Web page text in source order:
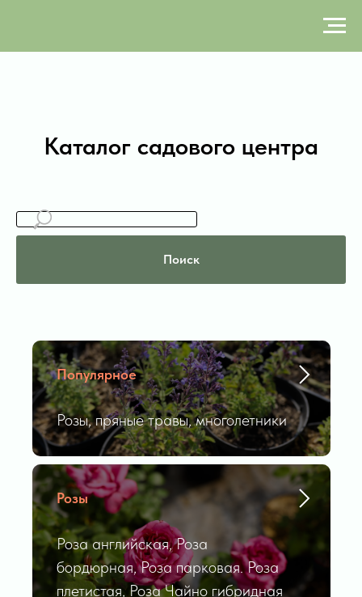
Каталог садового центра
Поиск
Популярное
Розы, пряные травы, многолетники
Розы
Роза английская, Роза
бордюрная, Роза парковая. Роза
плетистая, Роза Чайно гибридная